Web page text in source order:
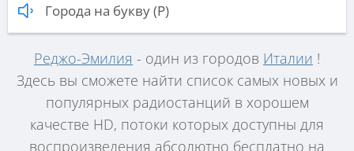
Города на букву (Р)
Реджо-Эмилия - один из городов Италии !
Здесь вы сможете найти список самых новых и
популярных радиостанций в хорошем
качестве HD, потоки которых доступны для
воспроизведения абсолютно бесплатно на